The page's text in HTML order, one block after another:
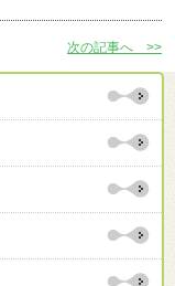
次の記事へ >>